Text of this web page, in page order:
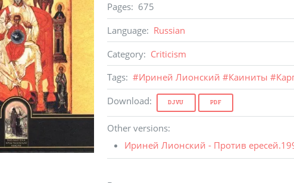
Pages: 675
Language: Russian
Category: Criticism
Tags: #Ириней Лионский #Каиниты #
Download: DJVU PDF
Other versions:
Ириней Лионский - Против